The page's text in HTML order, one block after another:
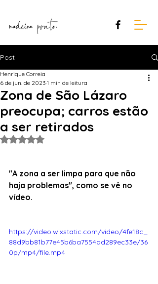
Post
Zona de São Lázaro
preocupa; carros estão
a ser retirados
Henrique Correia
6 de jun. de 2023 1 min de leitura
Avaliado com NaN de 5 estrelas.
"A zona a ser limpa para que não
haja problemas", como se vê no
vídeo.
https://video.wixstatic.com/video/4fe18c_
88d9bb81b77e45b6ba7554ad289ec33e/36
0p/mp4/file.mp4